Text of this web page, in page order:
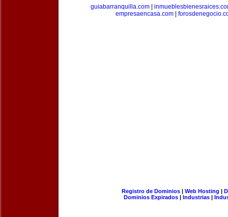
guiabarranquilla.com|
empresaencasa.com|
Registro de Dominios| Web Hosting |
Dominios Expirados | Industrias |